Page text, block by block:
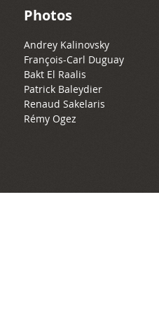
Photos
Andrey Kalinovsky
François-Carl Duguay
Bakt El Raalis
Patrick Baleydier
Renaud Sakelaris
Rémy Ogez